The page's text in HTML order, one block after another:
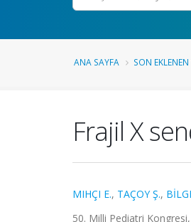
ANA SAYFA SON
Frajil X
MIHÇI E., TAÇOY Ş.,
50. Milli Pediatri